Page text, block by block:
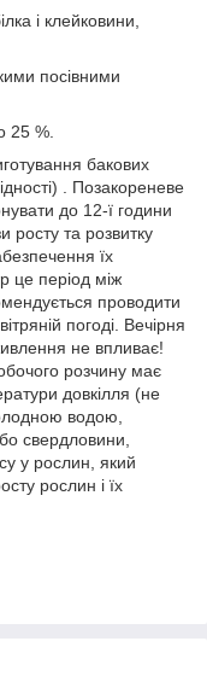
і клейковини,
посівними
25 %.
бакових
. Позакореневе
до 12-ї години
росту та розвитку
їх
це період між
проводити
погоді. Вечірня
не впливає!
розчину має
довкілля (не
водою,
свердловини,
у рослин, який
рослин і їх